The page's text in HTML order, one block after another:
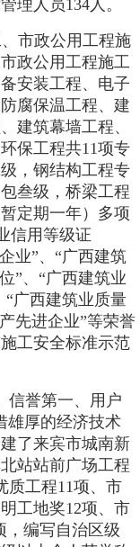
理人员134人。
市政公用工程施
政公用工程施工
安装工程、电子
腐保温工程、建
建筑幕墙工程、
保工程共11项专
，钢结构工程专
叁级，桥梁工程
定期一年）多项
信用等级证
业”、“广西建筑
”、“广西建筑业
“广西建筑业质量
先进企业”等荣誉
工安全标准示范
信誉第一、用户
雄厚的经济技术
了来宾市城南新
站站前广场工程
质工程11项、市
工地奖12项、市
，编写自治区级